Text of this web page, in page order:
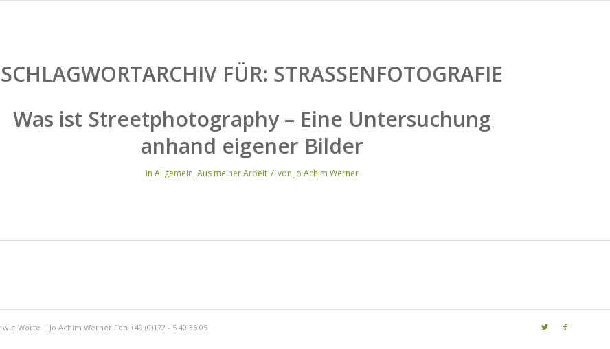
SCHLAGWORTARCHIV FÜR: STRASSENFOTOGRAFIE
Was ist Streetphotography – Eine Untersuchung
anhand eigener Bilder
in Allgemein,Aus meiner Arbeit / von Jo Achim Werner
Worte | Jo Achim Werner Fon +49 (0)172 - 5 40 36 05